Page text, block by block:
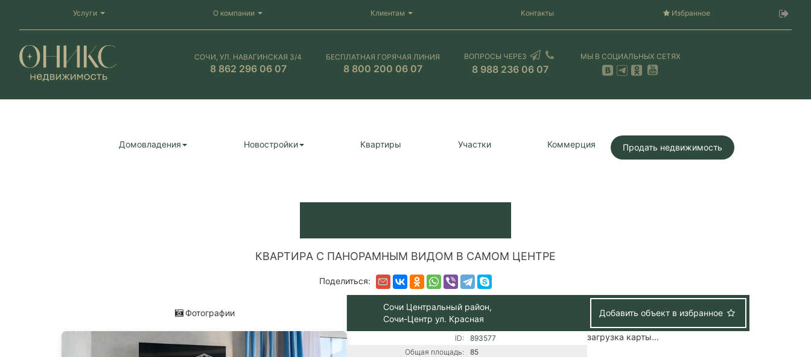
Услуги О компании Клиентам Контакты Избранное
СОЧИ, УЛ. НАВАГИНСКАЯ 3/4
8 862 296 06 07
БЕСПЛАТНАЯ ГОРЯЧАЯ ЛИНИЯ
8 800 200 06 07
ВОПРОСЫ ЧЕРЕЗ
8 988 236 06 07
МЫ В СОЦИАЛЬНЫХ СЕТЯХ
Домовладения Новостройки Квартиры Участки Коммерция Продать недвижимость
КВАPТИPА С ПAНOРАМНЫМ ВИДОМ В CAМОМ ЦEНТРЕ
Поделиться:
Фотографии
Сочи Центральный район,
Сочи-Центр ул. Красная
Добавить объект в избранное
ID:
893577
Общая площадь:
85
загрузка карты...